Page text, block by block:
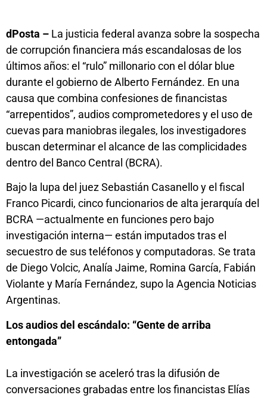
dPosta – La justicia federal avanza sobre la sospecha
de corrupción financiera más escandalosas de los
últimos años: el “rulo” millonario con el dólar blue
durante el gobierno de Alberto Fernández. En una
causa que combina confesiones de financistas
“arrepentidos”, audios comprometedores y el uso de
cuevas para maniobras ilegales, los investigadores
buscan determinar el alcance de las complicidades
dentro del Banco Central (BCRA).
Bajo la lupa del juez Sebastián Casanello y el fiscal
Franco Picardi, cinco funcionarios de alta jerarquía del
BCRA —actualmente en funciones pero bajo
investigación interna— están imputados tras el
secuestro de sus teléfonos y computadoras. Se trata
de Diego Volcic, Analía Jaime, Romina García, Fabián
Violante y María Fernández, supo la Agencia Noticias
Argentinas.
Los audios del escándalo: “Gente de arriba
entongada”
La investigación se aceleró tras la difusión de
conversaciones grabadas entre los financistas Elías